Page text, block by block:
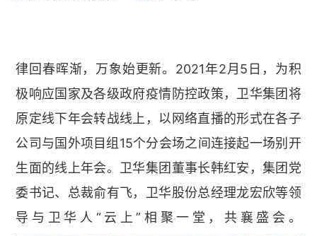
律回春晖渐，万象始更新。2021年2月5日，为积
极响应国家及各级政府疫情防控政策，卫华集团将
原定线下年会转战线上，以网络直播的形式在各子
公司与国外项目组15个分会场之间连接起一场别开
生面的线上年会。卫华集团董事长韩红安，集团党
委书记、总裁俞有飞，卫华股份总经理龙宏欣等领
导与卫华人“云上”相聚一堂，共襄盛会。